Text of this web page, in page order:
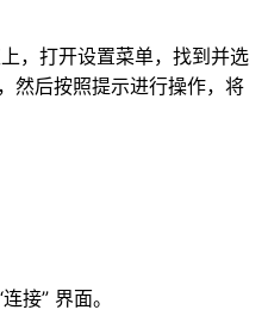
，打开设置菜单，找到并选
然后按照提示进行操作，将
接” 界面。